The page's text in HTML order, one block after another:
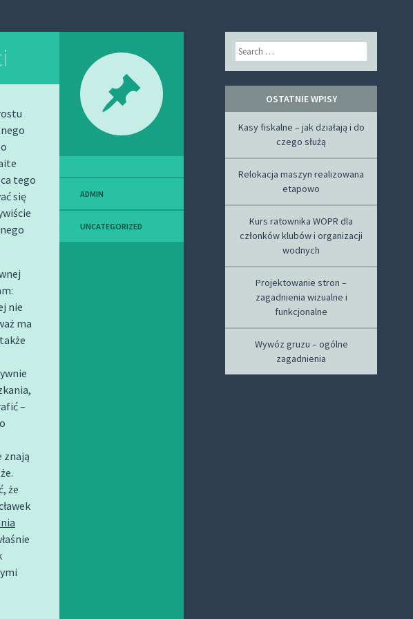
tego
się
nie
ma
–
znają
że
ADMIN
UNCATEGORIZED
Search
OSTATNIE WPISY
Kasy fiskalne – jak działają i do
czego służą
Relokacja maszyn realizowana
etapowo
Kurs ratownika WOPR dla
członków klubów i organizacji
wodnych
Projektowanie stron –
zagadnienia wizualne i
funkcjonalne
Wywóz gruzu – ogólne
zagadnienia